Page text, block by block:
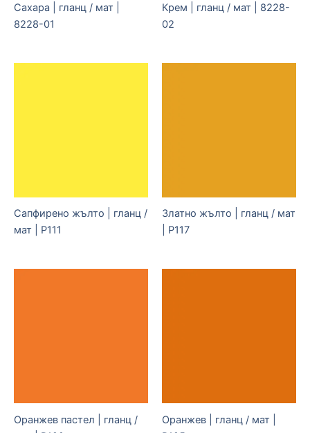
Сахара | гланц / мат |
8228-01
Крем | гланц / мат | 8228-
02
Сапфирено жълто | гланц /
мат | P111
Златно жълто | гланц / мат
| P117
Оранжев пастел | гланц /
Оранжев | гланц / мат |